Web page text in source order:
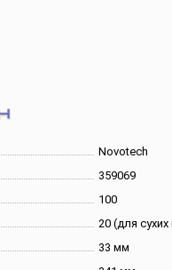
Novotech
359069
100
20 (для
33 мм